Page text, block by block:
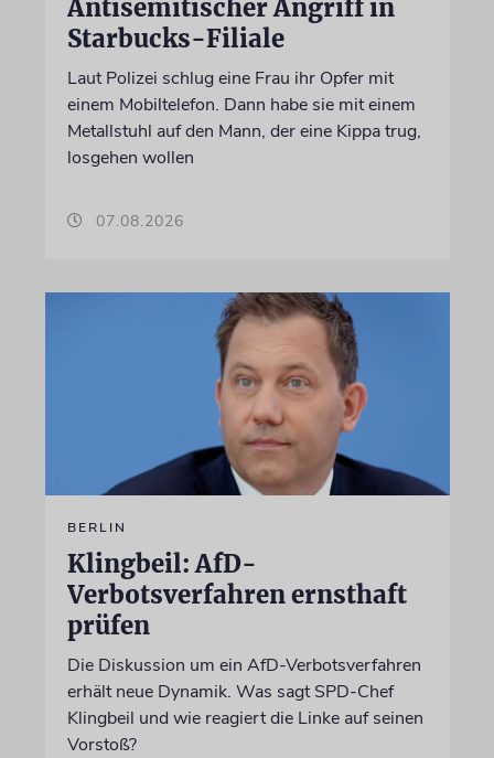
Antisemitischer Angriff in
Starbucks-Filiale
Laut Polizei schlug eine Frau ihr Opfer mit
einem Mobiltelefon. Dann habe sie mit einem
Metallstuhl auf den Mann, der eine Kippa trug,
losgehen wollen
07.08.2026
BERLIN
Klingbeil: AfD-
Verbotsverfahren ernsthaft
prüfen
Die Diskussion um ein AfD-Verbotsverfahren
erhält neue Dynamik. Was sagt SPD-Chef
Klingbeil und wie reagiert die Linke auf seinen
Vorstoß?